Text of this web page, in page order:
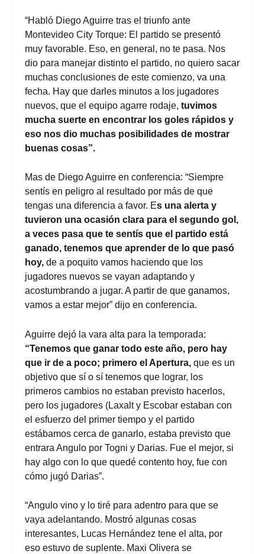
“Habló Diego Aguirre tras el triunfo ante
Montevideo City Torque: El partido se presentó
muy favorable. Eso, en general, no te pasa. Nos
dio para manejar distinto el partido, no quiero sacar
muchas conclusiones de este comienzo, va una
fecha. Hay que darles minutos a los jugadores
nuevos, que el equipo agarre rodaje, tuvimos
mucha suerte en encontrar los goles rápidos y
eso nos dio muchas posibilidades de mostrar
buenas cosas”.
Mas de Diego Aguirre en conferencia: “Siempre
sentís en peligro al resultado por más de que
tengas una diferencia a favor. Es una alerta y
tuvieron una ocasión clara para el segundo gol,
a veces pasa que te sentís que el partido está
ganado, tenemos que aprender de lo que pasó
hoy, de a poquito vamos haciendo que los
jugadores nuevos se vayan adaptando y
acostumbrando a jugar. A partir de que ganamos,
vamos a estar mejor” dijo en conferencia.
Aguirre dejó la vara alta para la temporada:
“Tenemos que ganar todo este año, pero hay
que ir de a poco; primero el Apertura, que es un
objetivo que sí o sí tenemos que lograr, los
primeros cambios no estaban previsto hacerlos,
pero los jugadores (Laxalt y Escobar estaban con
el esfuerzo del primer tiempo y el partido
estábamos cerca de ganarlo, estaba previsto que
entrara Angulo por Togni y Darias. Fue el mejor, si
hay algo con lo que quedé contento hoy, fue con
cómo jugó Darias”.
“Angulo vino y lo tiré para adentro para que se
vaya adelantando. Mostró algunas cosas
interesantes, Lucas Hernández tene el alta, por
eso estuvo de suplente. Maxi Olivera se